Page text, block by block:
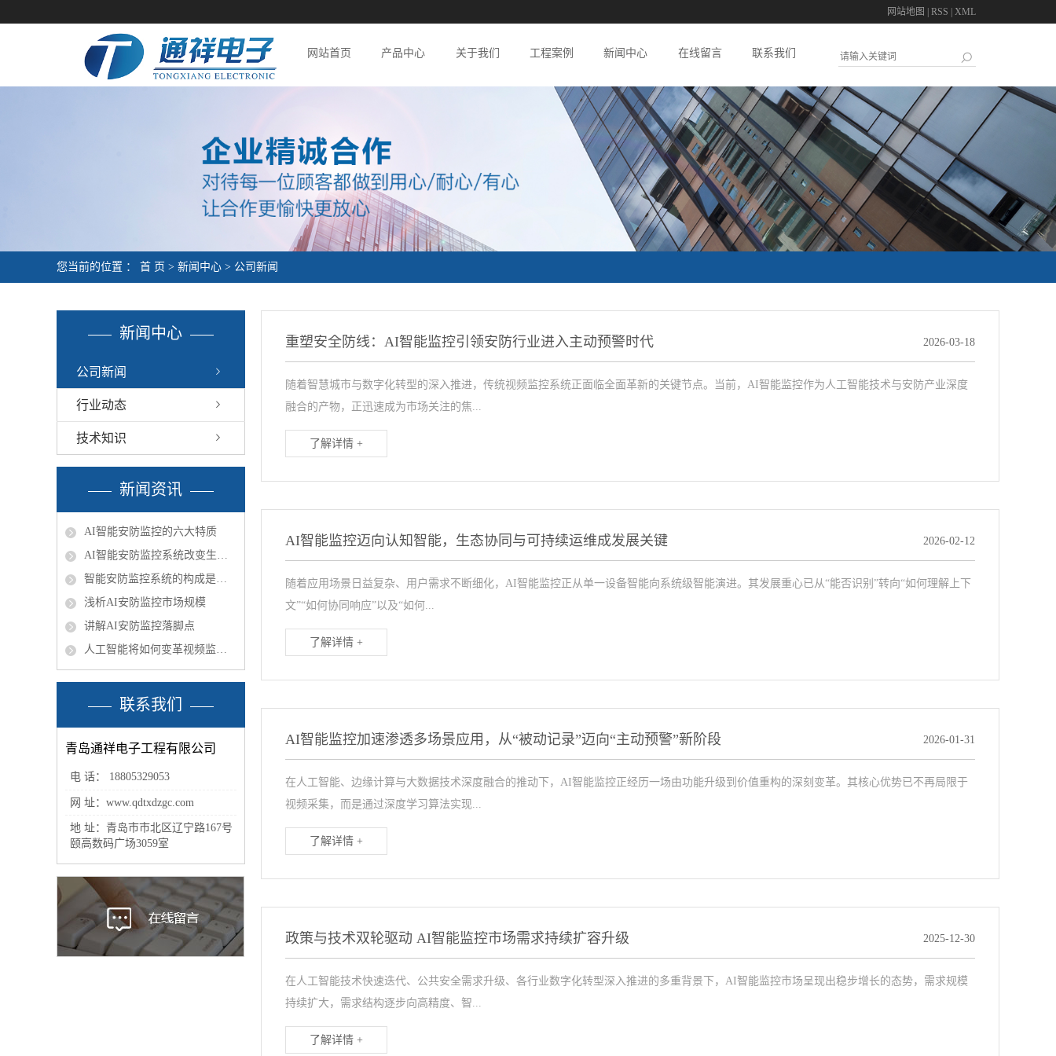
网站地图 RSS XML
网站首页 产品中心 关于我们 工程案例 新闻中心 在线留言 联系我们
您当前的位置 ： 首 页 > 新闻中心 > 公司新闻
新闻中心
公司新闻
行业动态
技术知识
新闻资讯
AI智能安防监控的六大特质
AI智能安防监控系统改变生活让生活更美好
智能安防监控系统的构成是什么
浅析AI安防监控市场规模
讲解AI安防监控落脚点
人工智能将如何变革视频监控行业？
联系我们
青岛通祥电子工程有限公司
电 话： 18805329053
网 址：www.qdtxdzgc.com
地 址：青岛市市北区辽宁路167号
颐高数码广场3059室
重塑安全防线：AI智能监控引领安防行业进入主动预警时代 2026-03-18
随着智慧城市与数字化转型的深入推进，传统视频监控系统正面临全面革新的关键节点。当前，AI智能监控作为人工智能技术与安防产业深度
融合的产物，正迅速成为市场关注的焦...
了解详情 +
AI智能监控迈向认知智能，生态协同与可持续运维成发展关键 2026-02-12
随着应用场景日益复杂、用户需求不断细化，AI智能监控正从单一设备智能向系统级智能演进。其发展重心已从“能否识别”转向“如何理解上下
文”“如何协同响应”以及“如何...
了解详情 +
AI智能监控加速渗透多场景应用，从“被动记录”迈向“主动预警”新阶段 2026-01-31
在人工智能、边缘计算与大数据技术深度融合的推动下，AI智能监控正经历一场由功能升级到价值重构的深刻变革。其核心优势已不再局限于
视频采集，而是通过深度学习算法实现...
了解详情 +
政策与技术双轮驱动 AI智能监控市场需求持续扩容升级 2025-12-30
在人工智能技术快速迭代、公共安全需求升级、各行业数字化转型深入推进的多重背景下，AI智能监控市场呈现出稳步增长的态势，需求规模
持续扩大，需求结构逐步向高精度、智...
了解详情 +